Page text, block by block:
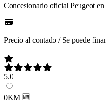
Concesionario oficial Peugeot en
Precio al contado / Se puede
5.0
0KM 🆕